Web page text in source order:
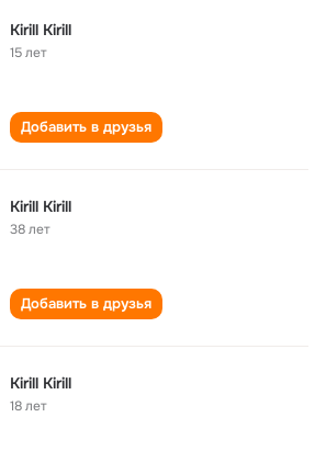
Kirill Kirill
15 лет
Добавить в друзья
Kirill Kirill
38 лет
Добавить в друзья
Kirill Kirill
18 лет